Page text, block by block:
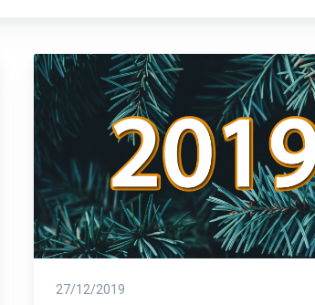
Postitatud
27/12/2019